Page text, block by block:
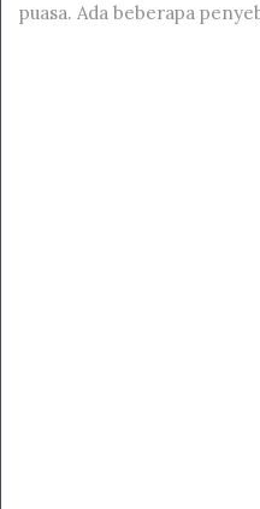
puasa. Ada beberapa